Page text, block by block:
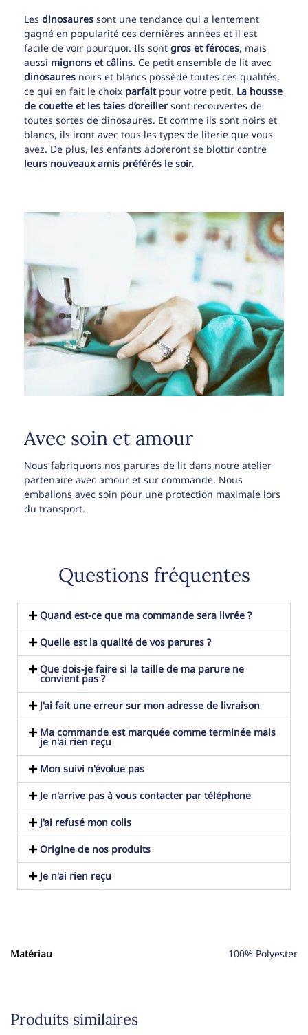
Les dinosaures sont une tendance qui a lentement
gagné en popularité ces dernières années et il est
facile de voir pourquoi. Ils sont gros et féroces, mais
aussi mignons et câlins. Ce petit ensemble de lit avec
dinosaures noirs et blancs possède toutes ces qualités,
ce qui en fait le choix parfaitpour votre petit. La housse
de couette et les taies d’oreiller sont recouvertes de
toutes sortes de dinosaures. Et comme ils sont noirs et
blancs, ils iront avec tous les types de literie que vous
avez. De plus, les enfants adoreront se blottir contre
leurs nouveaux amis préférés le soir.
Avec soin et amour
Nous fabriquons nos parures de lit dans notre atelier
partenaire avec amour et sur commande. Nous
emballons avec soin pour une protection maximale lors
du transport.
Questions fréquentes
Quand est-ce que ma commande sera livrée ?
Quelle est la qualité de vos parures ?
Que dois-je faire si la taille de ma parure ne
convient pas ?
J'ai fait une erreur sur mon adresse de livraison
Ma commande est marquée comme terminée mais
je n'ai rien reçu
Mon suivi n'évolue pas
Je n'arrive pas à vous contacter par téléphone
J'ai refusé mon colis
Origine de nos produits
Je n'ai rien reçu
Matériau 100% Polyester
Produits similaires